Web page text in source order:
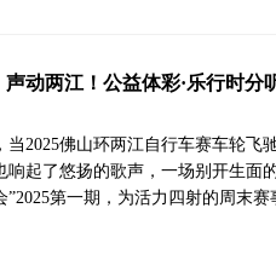
动两江！公益体彩·乐行时分
当2025佛山环两江自行车赛车轮飞
响起了悠扬的歌声，一场别开生面
”2025第一期，为活力四射的周末